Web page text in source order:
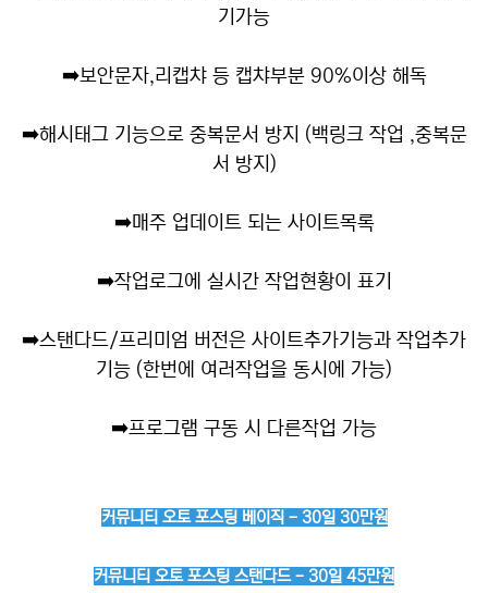
기가능
➡️보안문자,리캡챠 등 캡챠부분 90%이상 해독
➡️해시태그 기능으로 중복문서 방지 (백링크 작업 ,중복문
서 방지)
➡️매주 업데이트 되는 사이트목록
➡️작업로그에 실시간 작업현황이 표기
➡️스탠다드/프리미엄 버전은 사이트추가기능과 작업추가
기능 (한번에 여러작업을 동시에 가능)
➡️프로그램 구동 시 다른작업 가능
커뮤니티 오토 포스팅 베이직 - 30일 30만원
커뮤니티 오토 포스팅 스탠다드 - 30일 45만원